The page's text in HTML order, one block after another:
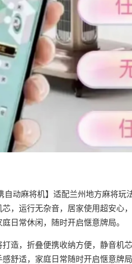
自动麻将机】适配兰州地方麻将
，运行无杂音，居家使用超安心
日常休闲，随时开启惬意牌局。
造，折叠便携收纳方便，静音机
舒适，家庭日常随时开启惬意牌局